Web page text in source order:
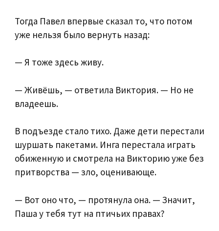
Тогда Павел впервые сказал то, что потом
уже нельзя было вернуть назад:
— Я тоже здесь живу.
— Живёшь, — ответила Виктория. — Но не
владеешь.
В подъезде стало тихо. Даже дети перестали
шуршать пакетами. Инга перестала играть
обиженную и смотрела на Викторию уже без
притворства — зло, оценивающе.
— Вот оно что, — протянула она. — Значит,
Паша у тебя тут на птичьих правах?